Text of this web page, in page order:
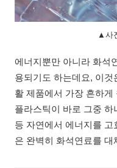
▲사
에너지뿐만 아니라 화석
용되기도 하는데요, 이것
활 제품에서 가장 흔하
플라스틱이 바로 그중 하
등 자연에서 에너지를 고
은 완벽히 화석연료를